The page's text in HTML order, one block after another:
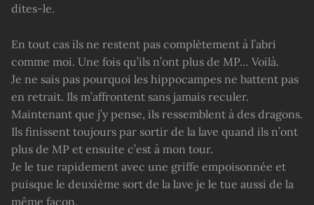
dites-le.
En tout cas ils ne restent pas complètement à l’abri
comme moi. Une fois qu’ils n’ont plus de MP… Voilà.
Je ne sais pas pourquoi les hippocampes ne battent pas
en retrait. Ils m’affrontent sans jamais reculer.
Maintenant que j’y pense, ils ressemblent à des dragons.
Ils finissent toujours par sortir de la lave quand ils n’ont
plus de MP et ensuite c’est à mon tour.
Je le tue rapidement avec une griffe empoisonnée et
puisque le deuxième sort de la lave je le tue aussi de la
même façon.